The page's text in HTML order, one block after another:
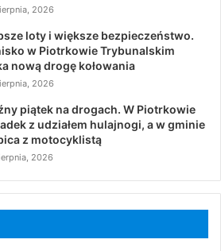
2026
loty i większe bezpieczeństwo.
w Piotrkowie Trybunalskim
nową drogę kołowania
2026
piątek na drogach. W Piotrkowie
z udziałem hulajnogi, a w gminie
z motocyklistą
2026